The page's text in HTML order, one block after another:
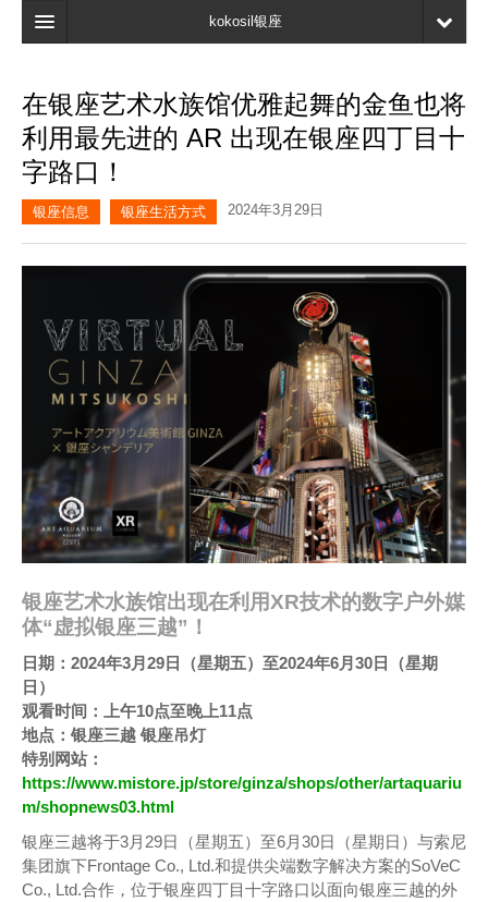
kokosil银座
搜索
最新信息
口碑
我的页面
在银座艺术水族馆优雅起舞的金鱼也将
利用最先进的 AR 出现在银座四丁目十
字路口！
银座信息 银座生活方式 2024年3月29日
银座艺术水族馆出现在利用XR技术的数字户外媒
体“虚拟银座三越”！
日期：2024年3月29日（星期五）至2024年6月30日（星期
日）
观看时间：上午10点至晚上11点
地点：银座三越 银座吊灯
特别网站：
https://www.mistore.jp/store/ginza/shops/other/artaquariu
m/shopnews03.html
银座三越将于3月29日（星期五）至6月30日（星期日）与索尼
集团旗下Frontage Co., Ltd.和提供尖端数字解决方案的SoVeC
Co., Ltd.合作，位于银座四丁目十字路口以面向银座三越的外